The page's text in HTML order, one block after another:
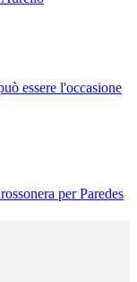
essere l'occasione
per Paredes